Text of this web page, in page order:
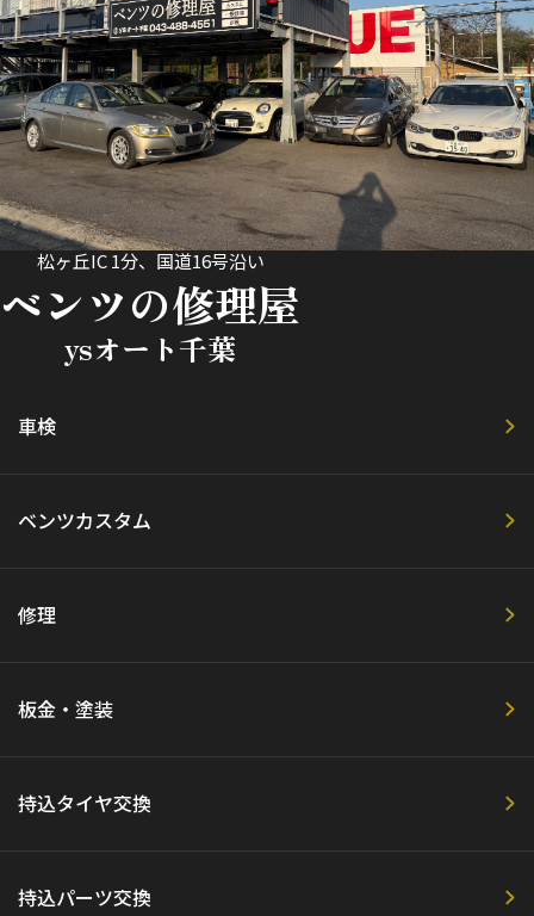
松ヶ丘IC 1分、国道16号沿い
ベンツの修理屋
ysオート千葉
車検
ベンツカスタム
修理
板金・塗装
持込タイヤ交換
持込パーツ交換